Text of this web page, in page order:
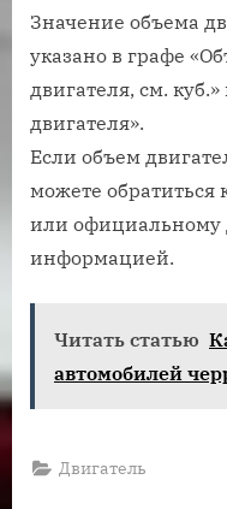
Значение объема
указано в графе
двигателя, см.
двигателя».
Если объем
можете обратиться
или официальному
информацией.
Читать статью
автомобилей
Двигатель